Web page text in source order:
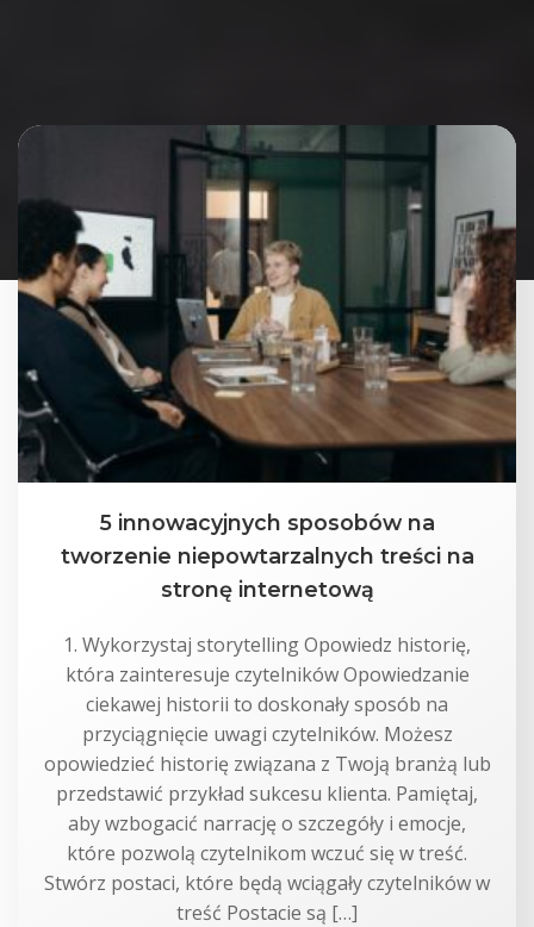
5 innowacyjnych sposobów na
tworzenie niepowtarzalnych treści na
stronę internetową
1. Wykorzystaj storytelling Opowiedz historię,
która zainteresuje czytelników Opowiedzanie
ciekawej historii to doskonały sposób na
przyciągnięcie uwagi czytelników. Możesz
opowiedzieć historię związana z Twoją branżą lub
przedstawić przykład sukcesu klienta. Pamiętaj,
aby wzbogacić narrację o szczegóły i emocje,
które pozwolą czytelnikom wczuć się w treść.
Stwórz postaci, które będą wciągały czytelników w
treść Postacie są […]